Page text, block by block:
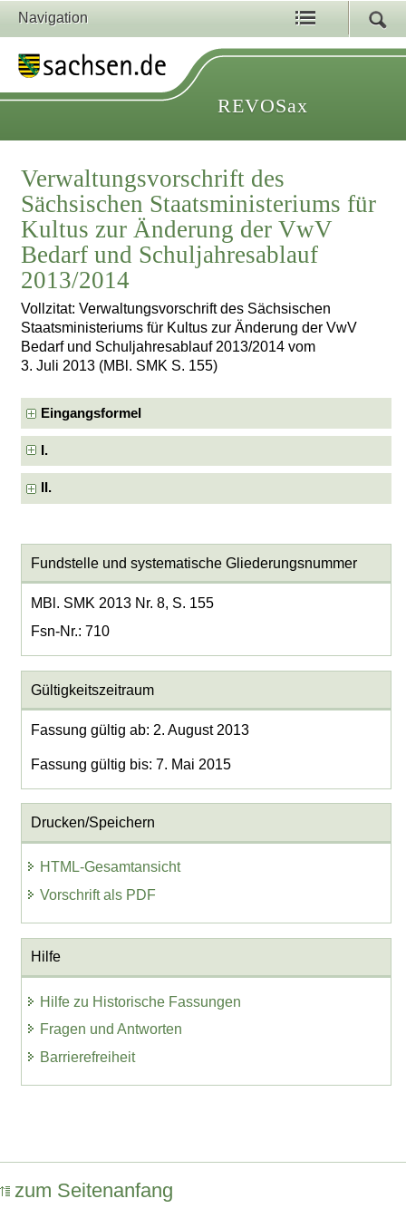
Navigation
REVOSax
Verwaltungsvorschrift des
Sächsischen Staatsministeriums für
Kultus zur Änderung der VwV
Bedarf und Schuljahresablauf
2013/2014
Vollzitat: Verwaltungsvorschrift des Sächsischen
Staatsministeriums für Kultus zur Änderung der VwV
Bedarf und Schuljahresablauf 2013/2014 vom
3. Juli 2013 (MBl. SMK S. 155)
Eingangsformel
I.
II.
Fundstelle und systematische Gliederungsnummer
MBl. SMK 2013 Nr. 8, S. 155
Fsn-Nr.: 710
Gültigkeitszeitraum
Fassung gültig ab: 2. August 2013
Fassung gültig bis: 7. Mai 2015
Drucken/Speichern
HTML-Gesamtansicht
Vorschrift als PDF
Hilfe
Hilfe zu Historische Fassungen
Fragen und Antworten
Barrierefreiheit
zum Seitenanfang